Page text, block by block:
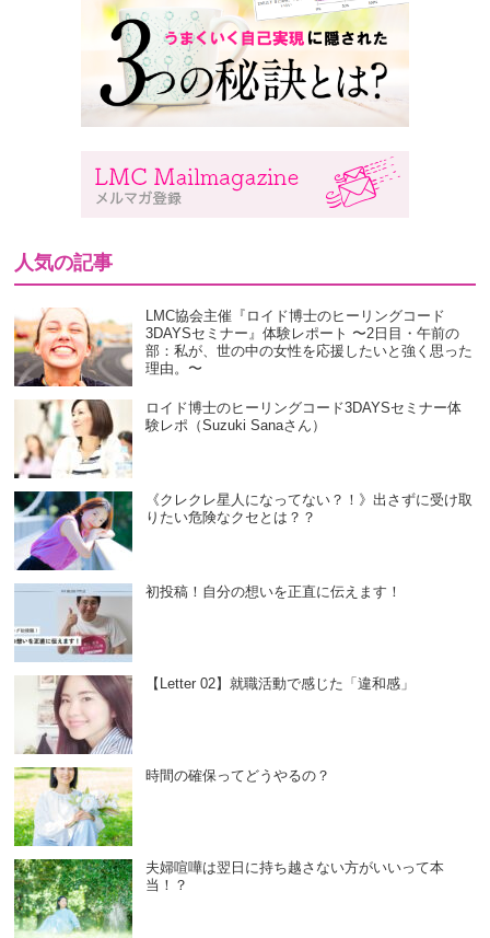
人気の記事
LMC協会主催『ロイド博士のヒーリングコード
3DAYSセミナー』体験レポート 〜2日目・午前の
部：私が、世の中の女性を応援したいと強く思った
理由。〜
ロイド博士のヒーリングコード3DAYSセミナー体
験レポ（Suzuki Sanaさん）
《クレクレ星人になってない？！》出さずに受け取
りたい危険なクセとは？？
初投稿！自分の想いを正直に伝えます！
【Letter 02】就職活動で感じた「違和感」
時間の確保ってどうやるの？
夫婦喧嘩は翌日に持ち越さない方がいいって本
当！？